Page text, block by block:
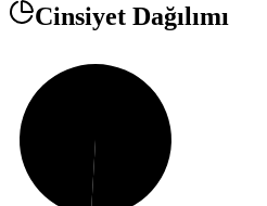
Cinsiyet Dağılımı